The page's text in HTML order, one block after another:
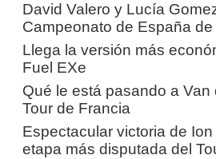
David Valero y Lucía
Campeonato de España
Llega la versión más
Fuel EXe
Qué le está pasando a Van
Tour de Francia
Espectacular victoria de
etapa más disputada del